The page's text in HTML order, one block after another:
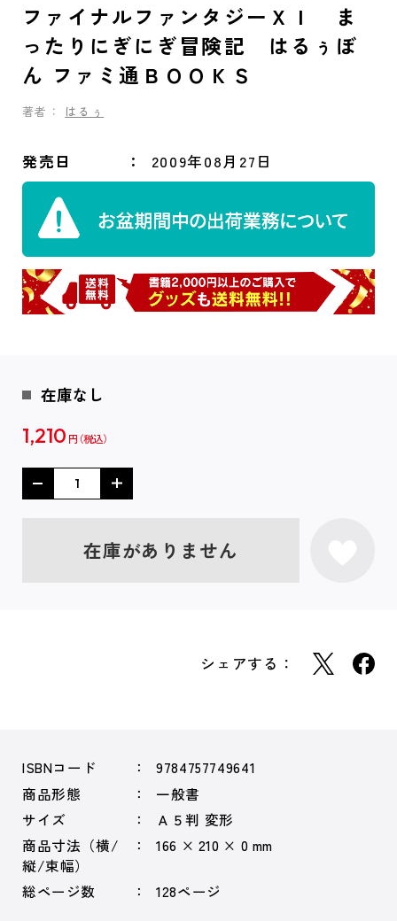
ファイナルファンタジーＸＩ ま
ったりにぎにぎ冒険記 はるぅぼ
ん ファミ通ＢＯＯＫＳ
著者： はるぅ
発売日 2009年08月27日
在庫なし
1,210 円
在庫がありません
シェアする：
ISBNコード
9784757749641
商品形態
一般書
サイズ
Ａ５判 変形
商品寸法（横/
縦/束幅）
166 × 210 × 0 mm
総ページ数 128ページ